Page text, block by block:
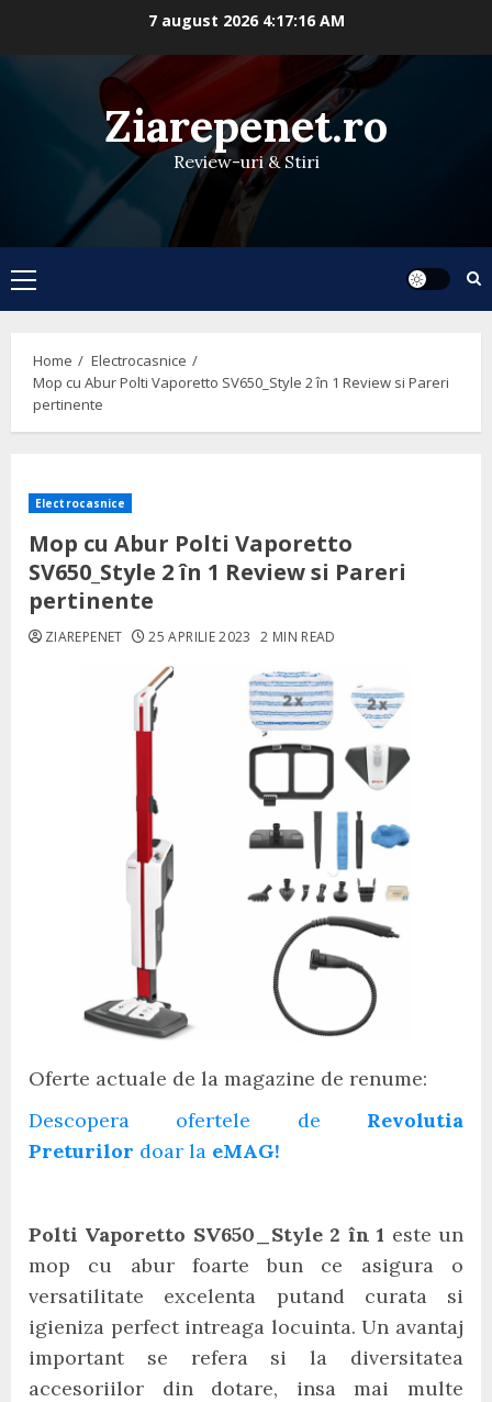
7 august 2026 4:17:17 AM
Ziarepenet.ro
Review-uri & Stiri
Primary
Menu
Home
Electrocasnice
Mop cu Abur Polti Vaporetto SV650_Style 2 în 1 Review si Pareri
pertinente
Electrocasnice
Mop cu Abur Polti Vaporetto
SV650_Style 2 în 1 Review si Pareri
pertinente
ZIAREPENET 25 APRILIE 2023 2 MIN READ
Oferte actuale de la magazine de renume:
Descopera ofertele de Revolutia
Preturilor doar la eMAG!
Polti Vaporetto SV650_Style 2 în 1 este un
mop cu abur foarte bun ce asigura o
versatilitate excelenta putand curata si
igieniza perfect intreaga locuinta. Un avantaj
important se refera si la diversitatea
accesoriilor din dotare, insa mai multe